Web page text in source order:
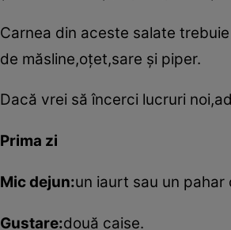
Carnea din aceste salate
de măsline,oţet,sare şi piper.
Dacă vrei să încerci lucruri
Prima zi
Mic dejun:un iaurt sau un
Gustare:două caise.